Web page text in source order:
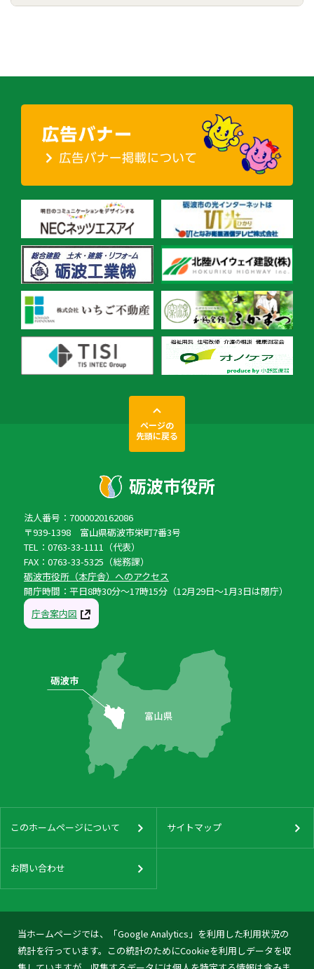
当ホームページでは、「Google Analytics」を利用した利用状況の
統計を行っています。この統計のためにCookieを利用しデータを収
ページの
先頭に戻る
法人番号：7000020162086
〒939-1398 富山県砺波市栄町7番3号
TEL：0763-33-1111（代表）
FAX：0763-33-5325（総務課）
砺波市役所（本庁舎）へのアクセス
開庁時間：平日8時30分〜17時15分（12月29日〜1月3日は閉庁）
庁舎案内図
このホームページについて サイトマップ
お問い合わせ